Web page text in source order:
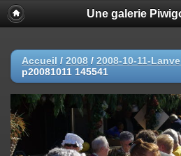
Une galerie
Accueil / 2008 / 2008-10-11-
p20081011 145541